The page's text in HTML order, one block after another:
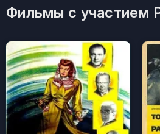
Фильмы с участием